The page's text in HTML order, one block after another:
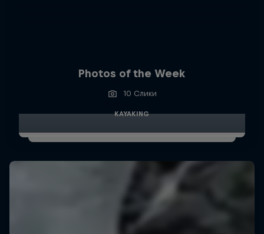
Photos of the Week
10 Слики
KAYAKING